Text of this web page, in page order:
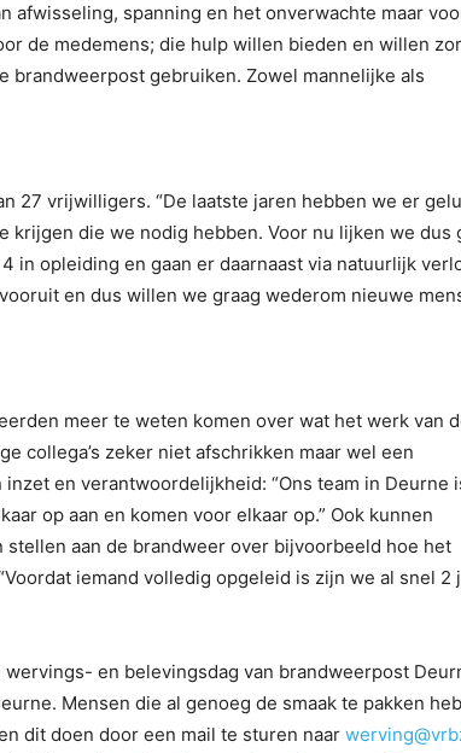
afwisseling, spanning en het onverwachte maar
de medemens; die hulp willen bieden en willen
brandweerpost gebruiken. Zowel mannelijke als
27 vrijwilligers. “De laatste jaren hebben we er
die we nodig hebben. Voor nu lijken we dus
in opleiding en gaan er daarnaast via natuurlijk
en dus willen we graag wederom nieuwe
meer te weten komen over wat het werk van
collega’s zeker niet afschrikken maar wel een
en verantwoordelijkheid: “Ons team in Deurne
op aan en komen voor elkaar op.” Ook kunnen
aan de brandweer over bijvoorbeeld hoe het
iemand volledig opgeleid is zijn we al snel 2
en belevingsdag van brandweerpost
Mensen die al genoeg de smaak te pakken
dit doen door een mail te sturen naar